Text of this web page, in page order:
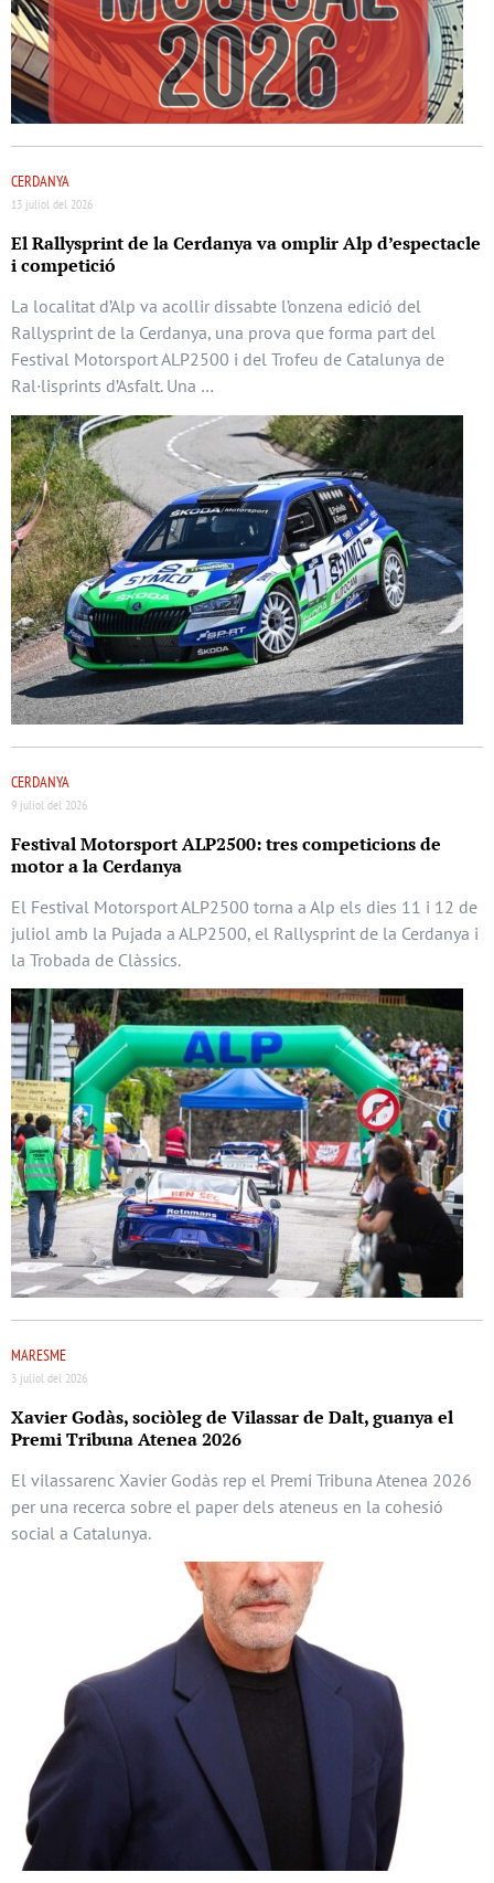
CERDANYA
13 juliol del 2026
El Rallysprint de la Cerdanya va omplir Alp d’espectacle
i competició
La localitat d’Alp va acollir dissabte l’onzena edició del
Rallysprint de la Cerdanya, una prova que forma part del
Festival Motorsport ALP2500 i del Trofeu de Catalunya de
Ral·lisprints d’Asfalt. Una …
CERDANYA
9 juliol del 2026
Festival Motorsport ALP2500: tres competicions de
motor a la Cerdanya
El Festival Motorsport ALP2500 torna a Alp els dies 11 i 12 de
juliol amb la Pujada a ALP2500, el Rallysprint de la Cerdanya i
la Trobada de Clàssics.
MARESME
3 juliol del 2026
Xavier Godàs, sociòleg de Vilassar de Dalt, guanya el
Premi Tribuna Atenea 2026
El vilassarenc Xavier Godàs rep el Premi Tribuna Atenea 2026
per una recerca sobre el paper dels ateneus en la cohesió
social a Catalunya.